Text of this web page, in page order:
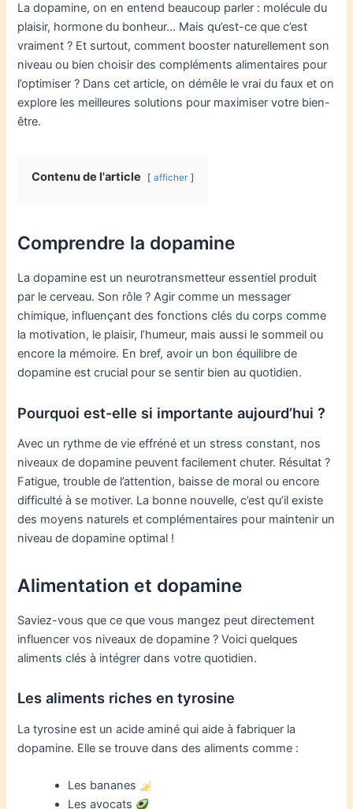
La dopamine, on en entend beaucoup parler : molécule du
plaisir, hormone du bonheur… Mais qu’est-ce que c’est
vraiment ? Et surtout, comment booster naturellement son
niveau ou bien choisir des compléments alimentaires pour
l’optimiser ? Dans cet article, on démêle le vrai du faux et on
explore les meilleures solutions pour maximiser votre bien-
être.
Contenu de l'article afficher
Comprendre la dopamine
La dopamine est un neurotransmetteur essentiel produit
par le cerveau. Son rôle ? Agir comme un messager
chimique, influençant des fonctions clés du corps comme
la motivation, le plaisir, l’humeur, mais aussi le sommeil ou
encore la mémoire. En bref, avoir un bon équilibre de
dopamine est crucial pour se sentir bien au quotidien.
Pourquoi est-elle si importante aujourd’hui ?
Avec un rythme de vie effréné et un stress constant, nos
niveaux de dopamine peuvent facilement chuter. Résultat ?
Fatigue, trouble de l’attention, baisse de moral ou encore
difficulté à se motiver. La bonne nouvelle, c’est qu’il existe
des moyens naturels et complémentaires pour maintenir un
niveau de dopamine optimal !
Alimentation et dopamine
Saviez-vous que ce que vous mangez peut directement
influencer vos niveaux de dopamine ? Voici quelques
aliments clés à intégrer dans votre quotidien.
Les aliments riches en tyrosine
La tyrosine est un acide aminé qui aide à fabriquer la
dopamine. Elle se trouve dans des aliments comme :
Les bananes
Les avocats